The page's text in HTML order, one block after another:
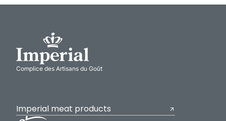
Complice des Artisans du Goût
Imperial meat products